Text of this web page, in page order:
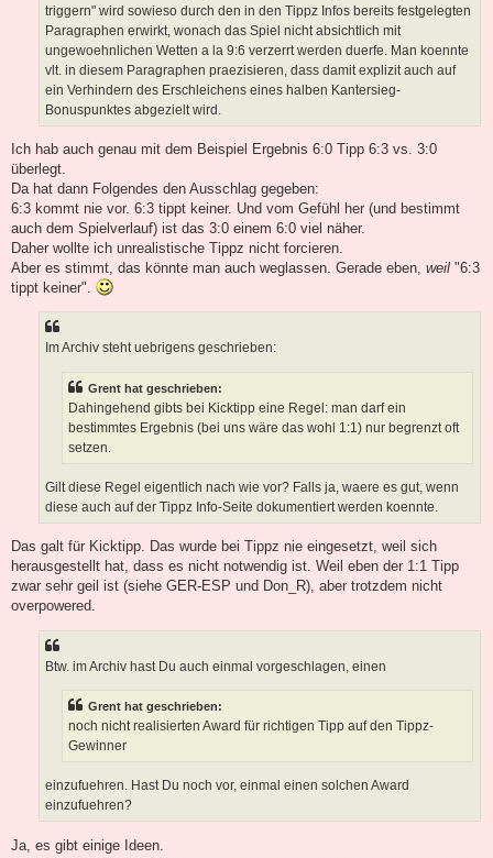
triggern" wird sowieso durch den in den Tippz Infos bereits festgelegten
Paragraphen erwirkt, wonach das Spiel nicht absichtlich mit
ungewoehnlichen Wetten a la 9:6 verzerrt werden duerfe. Man koennte
vlt. in diesem Paragraphen praezisieren, dass damit explizit auch auf
ein Verhindern des Erschleichens eines halben Kantersieg-
Bonuspunktes abgezielt wird.
Ich hab auch genau mit dem Beispiel Ergebnis 6:0 Tipp 6:3 vs. 3:0
überlegt.
Da hat dann Folgendes den Ausschlag gegeben:
6:3 kommt nie vor. 6:3 tippt keiner. Und vom Gefühl her (und bestimmt
auch dem Spielverlauf) ist das 3:0 einem 6:0 viel näher.
Daher wollte ich unrealistische Tippz nicht forcieren.
Aber es stimmt, das könnte man auch weglassen. Gerade eben, weil "6:3
tippt keiner".
Im Archiv steht uebrigens geschrieben:
Grent hat geschrieben:
Dahingehend gibts bei Kicktipp eine Regel: man darf ein
bestimmtes Ergebnis (bei uns wäre das wohl 1:1) nur begrenzt oft
setzen.
Gilt diese Regel eigentlich nach wie vor? Falls ja, waere es gut, wenn
diese auch auf der Tippz Info-Seite dokumentiert werden koennte.
Das galt für Kicktipp. Das wurde bei Tippz nie eingesetzt, weil sich
herausgestellt hat, dass es nicht notwendig ist. Weil eben der 1:1 Tipp
zwar sehr geil ist (siehe GER-ESP und Don_R), aber trotzdem nicht
overpowered.
Btw. im Archiv hast Du auch einmal vorgeschlagen, einen
Grent hat geschrieben:
noch nicht realisierten Award für richtigen Tipp auf den Tippz-
Gewinner
einzufuehren. Hast Du noch vor, einmal einen solchen Award
einzufuehren?
Ja, es gibt einige Ideen.